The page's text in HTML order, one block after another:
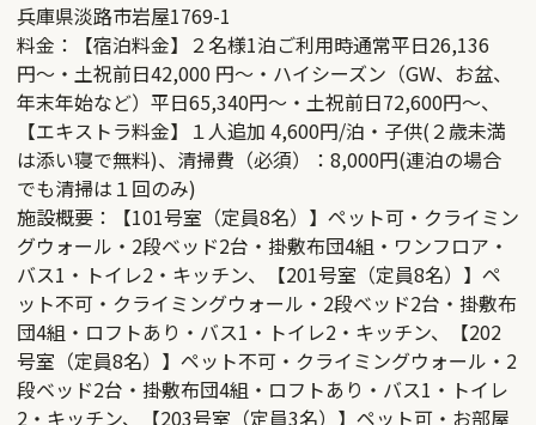
兵庫県淡路市岩屋1769-1
料金：【宿泊料金】２名様1泊ご利用時通常平日26,136
円〜・土祝前日42,000 円〜・ハイシーズン（GW、お盆、
年末年始など）平日65,340円〜・土祝前日72,600円～、
【エキストラ料金】１人追加 4,600円/泊・子供(２歳未満
は添い寝で無料)、清掃費（必須）：8,000円(連泊の場合
でも清掃は１回のみ)
施設概要：【101号室（定員8名）】ペット可・クライミン
グウォール・2段ベッド2台・掛敷布団4組・ワンフロア・
バス1・トイレ2・キッチン、【201号室（定員8名）】ペ
ット不可・クライミングウォール・2段ベッド2台・掛敷布
団4組・ロフトあり・バス1・トイレ2・キッチン、【202
号室（定員8名）】ペット不可・クライミングウォール・2
段ベッド2台・掛敷布団4組・ロフトあり・バス1・トイレ
2・キッチン、【203号室（定員3名）】ペット可・お部屋